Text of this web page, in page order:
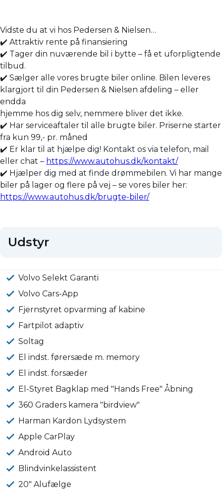
Vidste du at vi hos Pedersen & Nielsen…
✔️ Attraktiv rente på finansiering
✔️ Tager din nuværende bil i bytte – få et uforpligtende
tilbud.
✔️ Sælger alle vores brugte biler online. Bilen leveres
klargjort til din Pedersen & Nielsen afdeling – eller
endda
hjemme hos dig selv, nemmere bliver det ikke.
✔️ Har serviceaftaler til alle brugte biler. Priserne starter
fra kun 99,- pr. måned
✔️ Er klar til at hjælpe dig! Kontakt os via telefon, mail
eller chat – https://www.autohus.dk/kontakt/
✔️ Hjælper dig med at finde drømmebilen. Vi har mange
biler på lager og flere på vej – se vores biler her:
https://www.autohus.dk/brugte-biler/
Udstyr
Volvo Selekt Garanti
Volvo Cars-App
Fjernstyret opvarming af kabine
Fartpilot adaptiv
Soltag
El indst. førersæde m. memory
El indst. forsæder
El-Styret Bagklap med "Hands Free" Åbning
360 Graders kamera "birdview"
Harman Kardon Lydsystem
Apple CarPlay
Android Auto
Blindvinkelassistent
20" Alufælge